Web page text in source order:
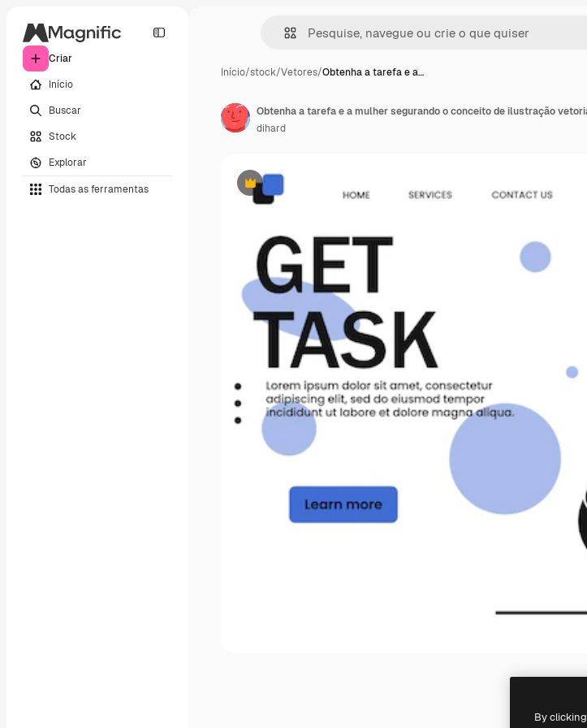
Criar
Início
Buscar
Stock
Explorar
Todas as ferramentas
Início/stock/Vetores/Obtenha a tarefa e a…
Premium
dihard
By